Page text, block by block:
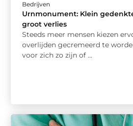
Bedrijven
Urnmonument: Klein
groot verlies
Steeds meer mensen kiezen
overlijden gecremeerd te
voor zich zo zijn of ...